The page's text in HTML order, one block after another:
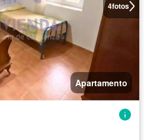
4fotos
Apartamento